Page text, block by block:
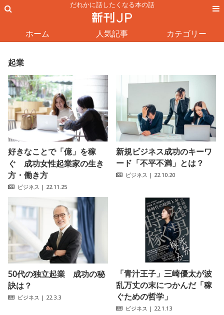
だれかに話したくなる本の話
ホーム 人気記事 カテゴリー
起業
好きなことで「億」を稼
ぐ 成功女性起業家の生き
方・働き方
ビジネス | 22.11.25
新規ビジネス成功のキーワ
ード「不平不満」とは？
ビジネス | 22.10.20
50代の独立起業 成功の秘
訣は？
ビジネス | 22.3.3
「青汁王子」三崎優太が波
乱万丈の末につかんだ「稼
ぐための哲学」
ビジネス | 22.1.13